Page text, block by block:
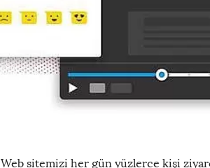
Web sitemizi her gün yüzlerce kişi